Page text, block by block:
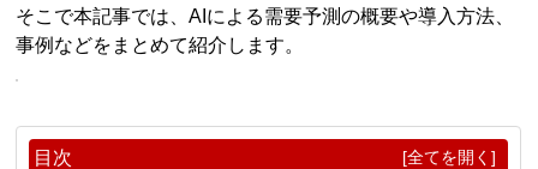
そこで本記事では、AIによる需要予測の概要や導入方法、
事例などをまとめて紹介します。
目次 [全てを開く]